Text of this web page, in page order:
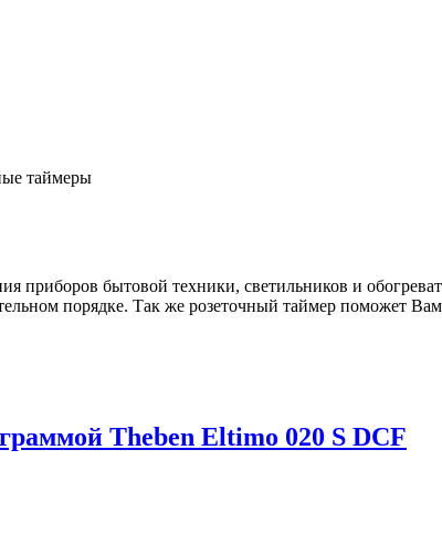
таймеры
приборов бытовой техники, светильников и
порядке. Так же розеточный таймер поможет
Theben Eltimo 020 S DCF